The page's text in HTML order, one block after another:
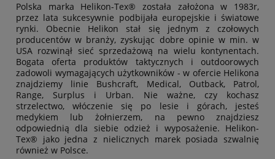
Polska marka Helikon-Tex® została założona w 1983r,
przez lata sukcesywnie podbijała europejskie i światowe
rynki. Obecnie Helikon stał się jednym z czołowych
producentów w branży, zyskując dobre opinie w min. w
USA rozwinął sieć sprzedażową na wielu kontynentach.
Bogata oferta produktów taktycznych i outdoorowych
zadowoli wymagających użytkowników - w ofercie Helikona
znajdziemy linie Bushcraft, Medical, Outback, Patrol,
Range, Surplus i Urban. Nie ważne, czy kochasz
strzelectwo, włóczenie się po lesie i górach, jesteś
medykiem lub żołnierzem, na pewno znajdziesz
odpowiednią dla siebie odzież i wyposażenie. Helikon-
Tex® jako jedna z nielicznych marek posiada szwalnię
również w Polsce.